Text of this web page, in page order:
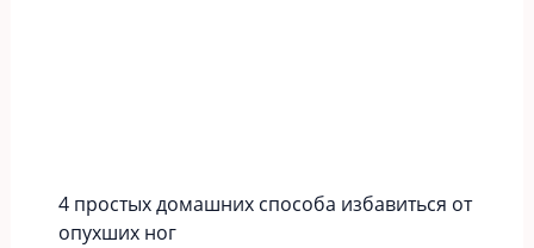
4 простых домашних способа избавиться от
опухших ног